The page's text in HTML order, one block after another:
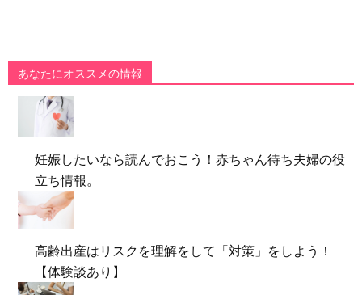
あなたにオススメの情報
妊娠したいなら読んでおこう！赤ちゃん待ち夫婦の役
立ち情報。
高齢出産はリスクを理解をして「対策」をしよう！
【体験談あり】